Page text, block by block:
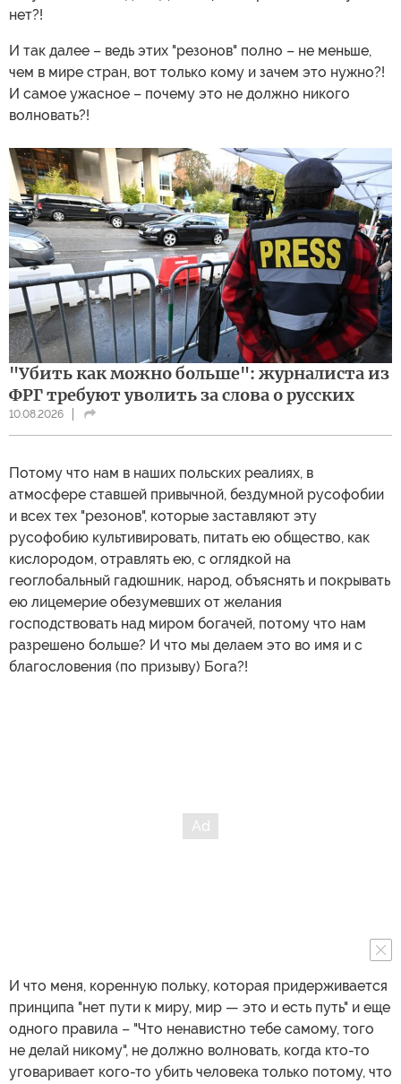
нет?!
И так далее – ведь этих "резонов" полно – не меньше,
чем в мире стран, вот только кому и зачем это нужно?!
И самое ужасное – почему это не должно никого
волновать?!
"Убить как можно больше": журналиста из
ФРГ требуют уволить за слова о русских
10.08.2026
Потому что нам в наших польских реалиях, в
атмосфере ставшей привычной, бездумной русофобии
и всех тех "резонов", которые заставляют эту
русофобию культивировать, питать ею общество, как
кислородом, отравлять ею, с оглядкой на
геоглобальный гадюшник, народ, объяснять и покрывать
ею лицемерие обезумевших от желания
господствовать над миром богачей, потому что нам
разрешено больше? И что мы делаем это во имя и с
благословения (по призыву) Бога?!
И что меня, коренную польку, которая придерживается
принципа "нет пути к миру, мир — это и есть путь" и еще
одного правила – "Что ненавистно тебе самому, того
не делай никому", не должно волновать, когда кто-то
уговаривает кого-то убить человека только потому, что